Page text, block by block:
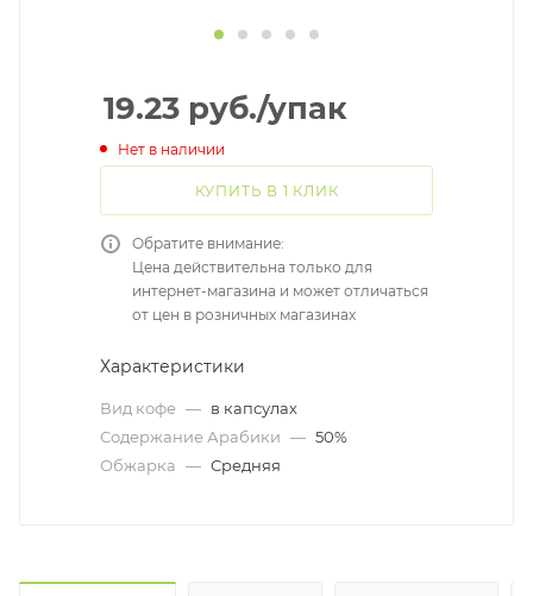
19.23 руб./упак
Нет в наличии
КУПИТЬ В 1 КЛИК
Обратите внимание:
Цена действительна только для
интернет-магазина и может отличаться
от цен в розничных магазинах
Характеристики
Вид кофе — в капсулах
Содержание Арабики — 50%
Обжарка — Средняя